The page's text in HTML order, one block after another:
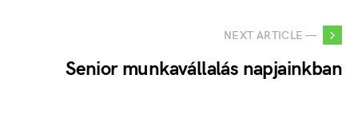
NEXT ARTICLE —
Senior munkavállalás napjainkban